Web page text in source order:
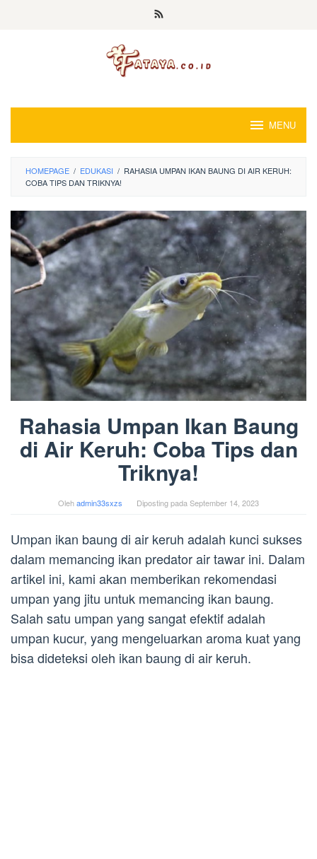
MENU
HOMEPAGE / EDUKASI / RAHASIA UMPAN IKAN BAUNG DI AIR KERUH:
COBA TIPS DAN TRIKNYA!
Rahasia Umpan Ikan Baung
di Air Keruh: Coba Tips dan
Triknya!
Olehadmin33sxzs Diposting pada September 14, 2023
Umpan ikan baung di air keruh adalah kunci sukses
dalam memancing ikan predator air tawar ini. Dalam
artikel ini, kami akan memberikan rekomendasi
umpan yang jitu untuk memancing ikan baung.
Salah satu umpan yang sangat efektif adalah
umpan kucur, yang mengeluarkan aroma kuat yang
bisa dideteksi oleh ikan baung di air keruh.